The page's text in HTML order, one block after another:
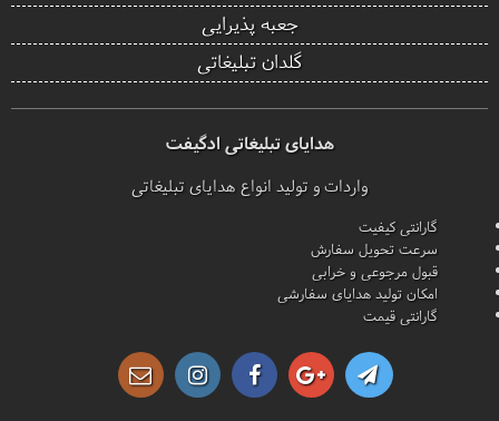
جعبه پذیرایی
گلدان تبلیغاتی
هدایای تبلیغاتی ادگیفت
واردات و تولید انواع هدایای تبلیغاتی
گارانتی کیفیت
سرعت تحویل سفارش
قبول مرجوعی و خرابی
امکان تولید هدایای سفارشی
گارانتی قیمت